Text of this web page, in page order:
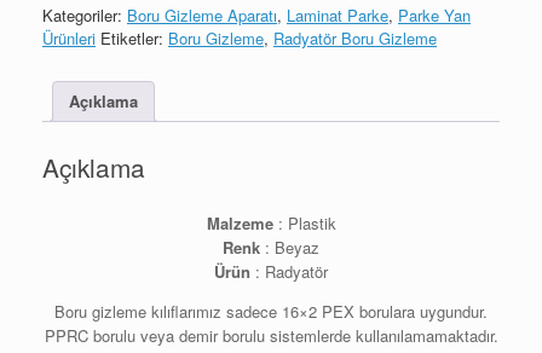
Kilitli
Hareketli
Kategoriler: Boru Gizleme Aparatı, Laminat Parke, Parke Yan
Ürünleri Etiketler: Boru Gizleme, Radyatör Boru Gizleme
Açıklama
Açıklama
Malzeme: Plastik
Renk : Beyaz
Ürün : Radyatör
Boru gizleme kılıflarımız sadece 16×2 PEX borulara uygundur.
PPRC borulu veya demir borulu sistemlerde kullanılamamaktadır.